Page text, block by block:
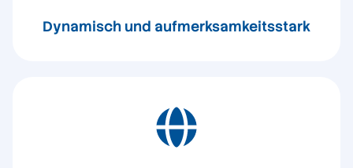
Dynamisch und aufmerksamkeitsstark